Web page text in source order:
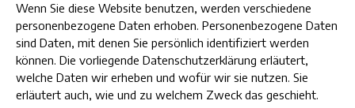
Wenn Sie diese Website benutzen, werden verschiedene
personenbezogene Daten erhoben. Personenbezogene Daten
sind Daten, mit denen Sie persönlich identifiziert werden
können. Die vorliegende Datenschutzerklärung erläutert,
welche Daten wir erheben und wofür wir sie nutzen. Sie
erläutert auch, wie und zu welchem Zweck das geschieht.